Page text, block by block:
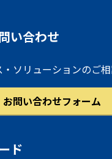
い合わせ
ソリューションのご
お問い合わせフォーム
ド